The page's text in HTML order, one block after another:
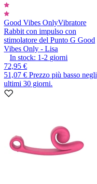
Good Vibes OnlyVibratore
Rabbit con impulso con
stimolatore del Punto G Good
Vibes Only - Lisa
In stock: 1-2 giorni
72,95 €
51,07 € Prezzo più basso negli
ultimi 30 giorni.